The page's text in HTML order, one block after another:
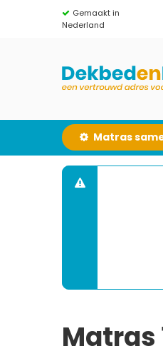
Gemaakt in
Nederland
Matras
Matras